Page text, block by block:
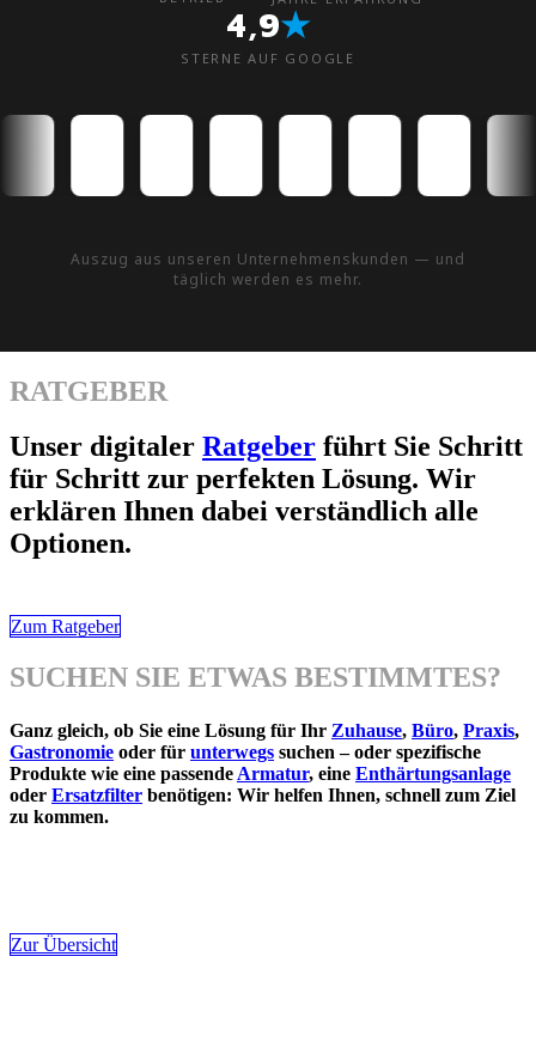
4,9★
STERNE AUF GOOGLE
Auszug aus unseren Unternehmenskunden — und
täglich werden es mehr.
RATGEBER
Unser digitaler Ratgeber führt Sie Schritt
für Schritt zur perfekten Lösung. Wir
erklären Ihnen dabei verständlich alle
Optionen.
Zum Ratgeber
SUCHEN SIE ETWAS BESTIMMTES?
Ganz gleich, ob Sie eine Lösung für Ihr Zuhause, Büro, Praxis,
Gastronomie oder für unterwegs suchen – oder spezifische
Produkte wie eine passende Armatur, eine Enthärtungsanlage
oder Ersatzfilter benötigen: Wir helfen Ihnen, schnell zum Ziel
zu kommen.
Zur Übersicht